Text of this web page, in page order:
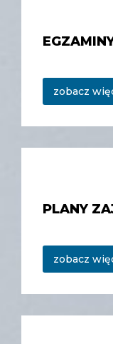
zobacz
PLANY
zobacz